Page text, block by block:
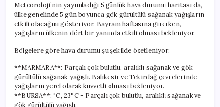
Meteoroloji’nin yayımladığı 5 günlük hava durumu haritası da,
ülke genelinde 5 gün boyunca gök gürültülü sağanak yağışların
etkili olacağını gösteriyor. Bayram haftasına girerken,
yağışların ülkenin dört bir yanında etkili olması bekleniyor.
Bölgelere göre hava durumu şu şekilde özetleniyor:
**MARMARA**: Parçalı çok bulutlu, aralıklı sağanak ve gök
gürültülü sağanak yağışlı. Balıkesir ve Tekirdağ çevrelerinde
yağışların yerel olarak kuvvetli olması bekleniyor.
**BURSA**: °C, 23°C – Parçalı çok bulutlu, aralıklı sağanak ve
gök gürültülü yağışlı.